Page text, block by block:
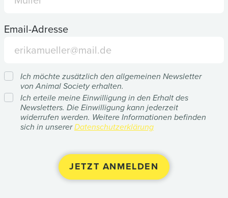
Email-Adresse
Ich möchte zusätzlich den allgemeinen Newsletter
von Animal Society erhalten.
Ich erteile meine Einwilligung in den Erhalt des
Newsletters. Die Einwilligung kann jederzeit
widerrufen werden. Weitere Informationen befinden
sich in unsererDatenschutzerklärung